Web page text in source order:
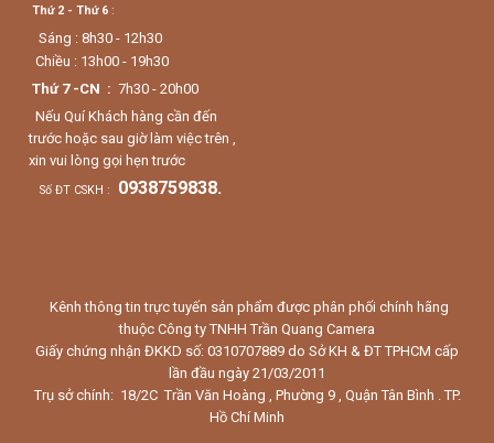
Thứ 2 - Thứ 6 :
Sáng : 8h30 - 12h30
Chiều : 13h00 - 19h30
Thứ 7 -CN : 7h30 - 20h00
Nếu Quí Khách hàng cần đến
trước hoặc sau giờ làm việc trên ,
xin vui lòng gọi hẹn trước
Số ĐT CSKH : 0938759838.
Kênh thông tin trực tuyến sản phẩm được phân phối chính hãng
thuộc Công ty TNHH Trần Quang Camera
Giấy chứng nhận ĐKKD số: 0310707889 do Sở KH & ĐT TPHCM cấp
lần đầu ngày 21/03/2011
Trụ sở chính: 18/2C Trần Văn Hoàng , Phường 9 , Quận Tân Bình . TP.
Hồ Chí Minh